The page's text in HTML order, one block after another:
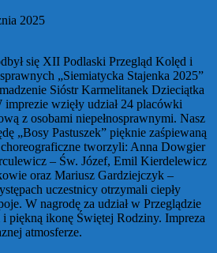
2025
się XII Podlaski Przegląd Kolęd i
„Siemiatycka Stajenka 2025”
Sióstr Karmelitanek Dzieciątka
wzięły udział 24 placówki
z osobami niepełnosprawnymi. Nasz
„Bosy Pastuszek” pięknie zaśpiewaną
tworzyli: Anna Dowgier
– Św. Józef, Emil Kierdelewicz
oraz Mariusz Gardziejczyk –
uczestnicy otrzymali ciepły
W nagrodę za udział w Przeglądzie
i piękną ikonę Świętej Rodziny. Impreza
atmosferze.